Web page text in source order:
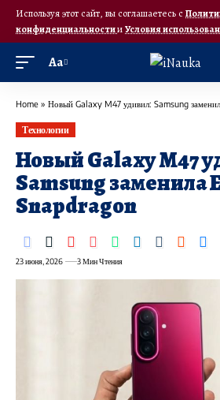
Используя этот сайт, вы соглашаетесь с
конфиденциальностииУсловия
Аа
Home » Новый Galaxy M47 удивил: Samsung
Технологии
Новый Galaxy M47
Samsung заменила
Snapdragon
23 июня, 2026 3 Мин Чтения